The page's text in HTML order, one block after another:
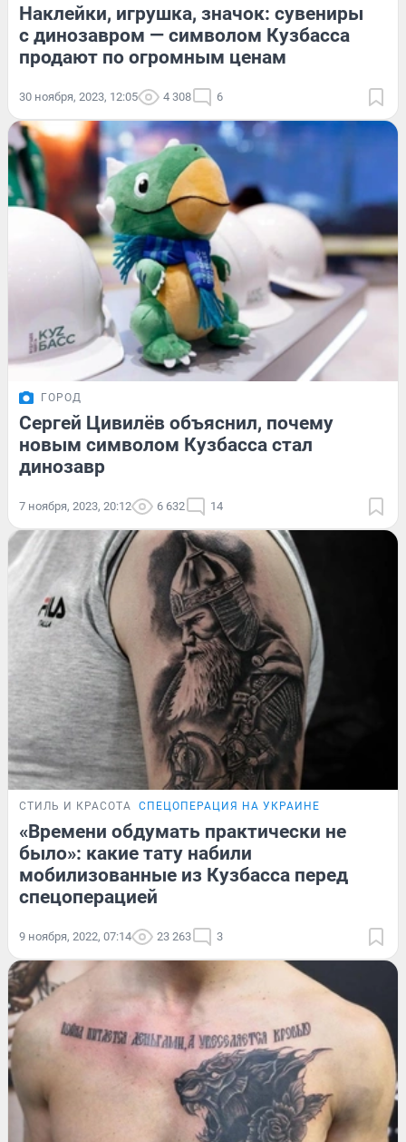
Наклейки, игрушка, значок: сувениры
с динозавром — символом Кузбасса
продают по огромным ценам
30 ноября, 2023, 12:05 4 308 6
ГОРОД
Сергей Цивилёв объяснил, почему
новым символом Кузбасса стал
динозавр
7 ноября, 2023, 20:12 6 632 14
СТИЛЬ И КРАСОТА СПЕЦОПЕРАЦИЯ НА УКРАИНЕ
«Времени обдумать практически не
было»: какие тату набили
мобилизованные из Кузбасса перед
спецоперацией
9 ноября, 2022, 07:14 23 263 3